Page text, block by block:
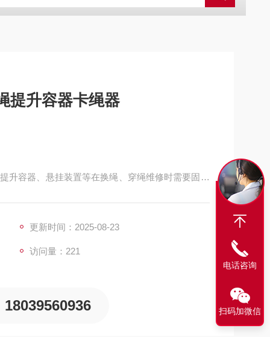
提升容器卡绳器
升容器、悬挂装置等在换绳、穿绳维修时需要固定
更新时间：2025-08-23
访问量：221
18039560936
电话咨询
扫码加微信